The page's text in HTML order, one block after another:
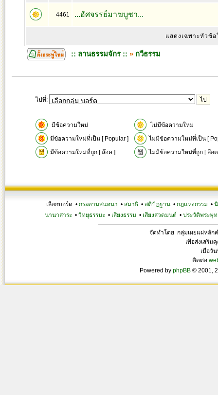
4461 ...อัศจรรย์มาฆบูชา...
แสดงเฉพาะหัวข้อ
:: ลานธรรมจักร :: » กวีธรรม
ไปที่:
มีข้อความใหม่
ไม่มีข้อความใหม่
มีข้อความใหม่ที่เป็น [ Popular ]
ไม่มีข้อความใหม่ที่เป็น [
มีข้อความใหม่ที่ถูก [ ล๊อค ]
ไม่มีข้อความใหม่ที่ถูก [ ล๊อ
เลือกบอร์ด • กระดานสนทนา • สมาธิ • สติปัฏฐาน • กฎแห่งกรรม •
นานาสาระ• วิทยุธรรมะ• เสียงธรรม • เสียงสวดมนต์ • ประวัติพระพุท
จัดทำโดย กลุ่มเผยแผ่หลัก
เพื่อส่งเสริม
เมื่อวั
ติดต่อ
Powered by phpBB © 2001,